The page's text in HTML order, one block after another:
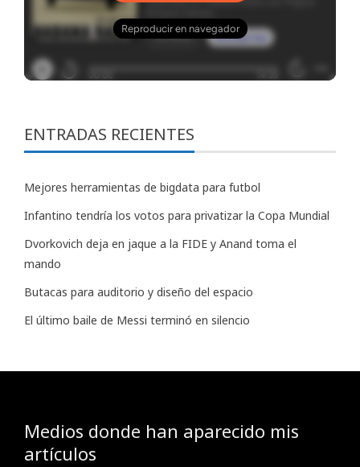
ENTRADAS RECIENTES
Mejores herramientas de bigdata para futbol
Infantino tendría los votos para privatizar la Copa Mundial
Dvorkovich deja en jaque a la FIDE y Anand toma el
mando
Butacas para auditorio y diseño del espacio
El último baile de Messi terminó en silencio
Medios donde han aparecido mis
artículos